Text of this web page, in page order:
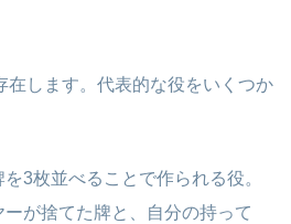
在します。代表的な役をいくつか
3枚並べることで作られる役。
が捨てた牌と、自分の持って